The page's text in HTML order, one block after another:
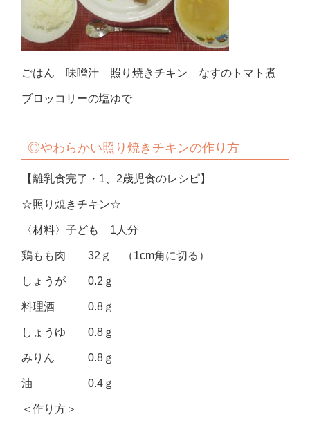
ごはん 味噌汁 照り焼きチキン なすのトマト煮
ブロッコリーの塩ゆで
◎やわらかい照り焼きチキンの作り方
【離乳食完了・1、2歳児食のレシピ】
☆照り焼きチキン☆
〈材料〉子ども 1人分
鶏もも肉 32ｇ （1cm角に切る）
しょうが 0.2ｇ
料理酒 0.8ｇ
しょうゆ 0.8ｇ
みりん 0.8ｇ
油 0.4ｇ
＜作り方＞